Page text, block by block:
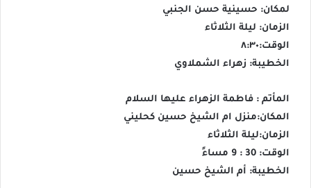
لمكان: حسينية حسن الجنبي
الزمان: ليلة الثلاثاء
الوقت:٨:٣٠
الخطيبة: زهراء الشملاوي
المأتم : فاطمة الزهراء عليها السلام
المكان:منزل ام الشيخ حسين كحليني
الزمان:ليلة الثلاثاء
الوقت: 30 : 9 مساءً
الخطيبة: أم الشيخ حسين